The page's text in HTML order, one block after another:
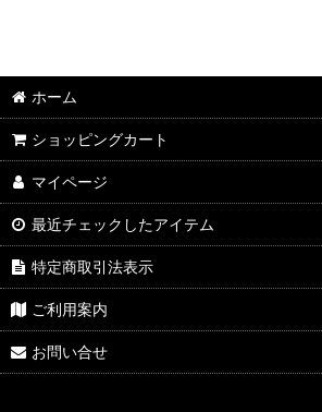
ホーム
ショッピングカート
マイページ
最近チェックしたアイテム
特定商取引法表示
ご利用案内
お問い合せ